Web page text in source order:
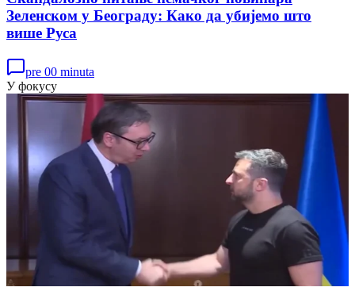
Зеленском у Београду: Како да убијемо што
више Руса
pre 00 minuta
У фокусу